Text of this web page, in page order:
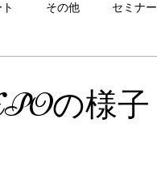
その他 セミナー
の様子